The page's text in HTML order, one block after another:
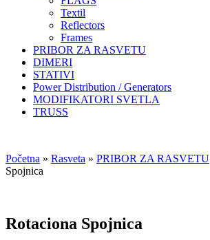
Textil
Reflectors
Frames
PRIBOR ZA RASVETU
DIMERI
STATIVI
Power Distribution / Generators
MODIFIKATORI SVETLA
TRUSS
Početna » Rasveta » PRIBOR ZA RASVETU
Spojnica
Rotaciona Spojnica